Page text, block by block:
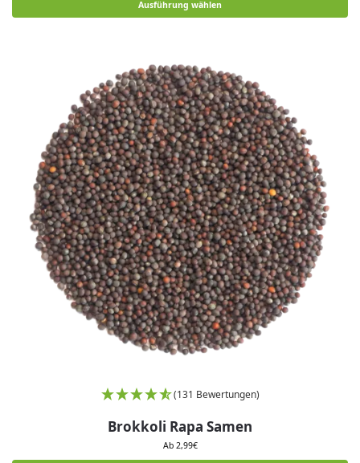
Ausführung wählen
(131 Bewertungen)
Brokkoli Rapa Samen
Ab 2,99€